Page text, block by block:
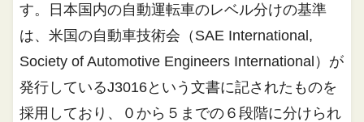
す。日本国内の自動運転車のレベル分けの基準
は、米国の自動車技術会（SAE International,
Society of Automotive Engineers International）が
発行しているJ3016という文書に記されたものを
採用しており、０から５までの６段階に分けられ